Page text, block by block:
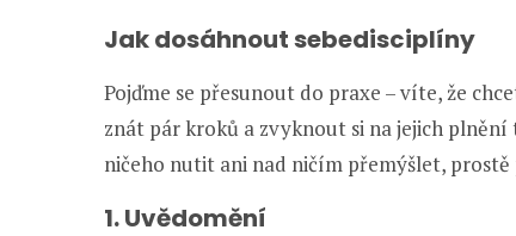
Jak dosáhnout sebedisciplíny
Pojďme se přesunout do praxe – víte, že
znát pár kroků a zvyknout si na jejich
ničeho nutit ani nad ničím přemýšlet,
1. Uvědomění